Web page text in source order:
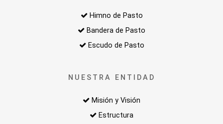
Himno de Pasto
Bandera de Pasto
Escudo de Pasto
NUESTRA ENTIDAD
Misión y Visión
Estructura